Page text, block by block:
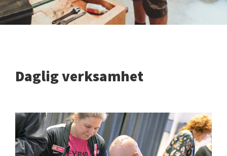
Daglig verksamhet